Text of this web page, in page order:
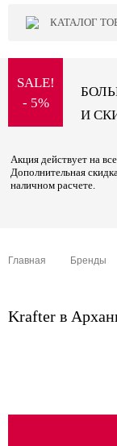
КАТАЛОГ
SALE!
- 5%
И
Акция действует на
Дополнительная
наличном расчете.
Главная Бренды
Krafter в